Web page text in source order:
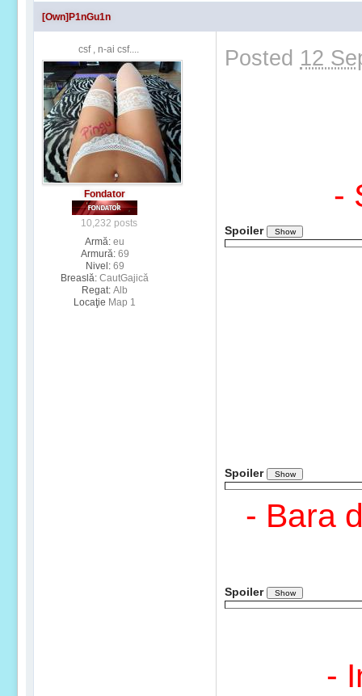
[Own]P1nGu1n
csf , n-ai csf....
Fondator
10,232 posts
Armă: eu
Armură: 69
Nivel: 69
Breaslă: CautGajică
Regat: Alb
Locaţie Map 1
Posted 12
-
Spoiler
Spoiler
- Bara
Spoiler
-